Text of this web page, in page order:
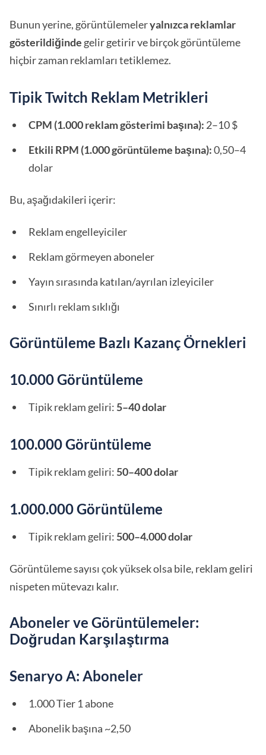
Bunun yerine, görüntülemeleryalnızca reklamlar
gösterildiğinde gelir getirir ve birçok görüntüleme
hiçbir zaman reklamları tetiklemez.
Tipik Twitch Reklam Metrikleri
CPM (1.000 reklam gösterimi başına): 2–10 $
Etkili RPM (1.000 görüntüleme başına):0,50–4
dolar
Bu, aşağıdakileri içerir:
Reklam engelleyiciler
Reklam görmeyen aboneler
Yayın sırasında katılan/ayrılan izleyiciler
Sınırlı reklam sıklığı
Görüntüleme Bazlı Kazanç Örnekleri
10.000 Görüntüleme
Tipik reklam geliri: 5–40 dolar
100.000 Görüntüleme
Tipik reklam geliri: 50–400 dolar
1.000.000 Görüntüleme
Tipik reklam geliri: 500–4.000 dolar
Görüntüleme sayısı çok yüksek olsa bile, reklam geliri
nispeten mütevazı kalır.
Aboneler ve Görüntülemeler:
Doğrudan Karşılaştırma
Senaryo A: Aboneler
1.000 Tier 1 abone
Abonelik başına ~2,50